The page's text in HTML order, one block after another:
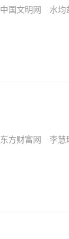
中国文明网 水均
东方财富网 李慧